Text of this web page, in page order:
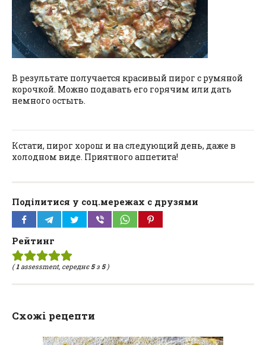
В результате получается красивый пирог с румяной
корочкой. Можно подавать его горячим или дать
немного остыть.
Кстати, пирог хорош и на следующий день, даже в
холодном виде. Приятного аппетита!
Поділитися у соц.мережах с друзями
Рейтинг
(1assessment, середнє5з 5)
Схожі рецепти